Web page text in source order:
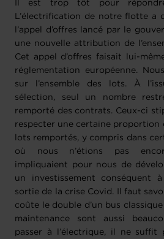
Il est trop tôt pour
L’électrification de notre flotte a
l’appel d’offres lancé par le
une nouvelle attribution de
Cet appel d’offres faisait lui-
réglementation européenne.
sur l’ensemble des lots. À
sélection, seul un nombre
remporté des contrats. Ceux-ci
respecter une certaine proportion
lots remportés, y compris dans
où nous n’étions pas
impliquaient pour nous de
un investissement conséquent
sortie de la crise Covid. Il faut
coûte le double d’un bus
maintenance sont aussi
passer à l’électrique, il ne suffit